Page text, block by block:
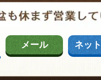
メール ネッ